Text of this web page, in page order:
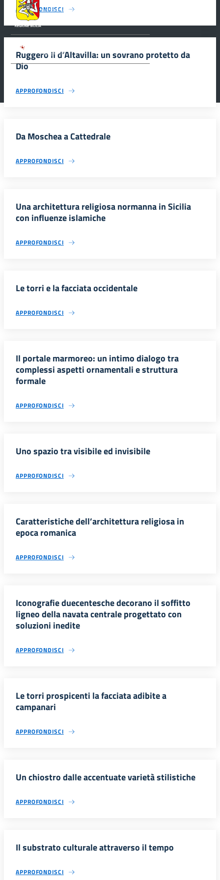
APPROFONDISCI
Ruggero II d’Altavilla: un sovrano protetto da
Dio
APPROFONDISCI
Da Moschea a Cattedrale
APPROFONDISCI
Una architettura religiosa normanna in Sicilia
con influenze islamiche
APPROFONDISCI
Le torri e la facciata occidentale
APPROFONDISCI
Il portale marmoreo: un intimo dialogo tra
complessi aspetti ornamentali e struttura
formale
APPROFONDISCI
Uno spazio tra visibile ed invisibile
APPROFONDISCI
Caratteristiche dell’architettura religiosa in
epoca romanica
APPROFONDISCI
Iconografie duecentesche decorano il soffitto
ligneo della navata centrale progettato con
soluzioni inedite
APPROFONDISCI
Le torri prospicenti la facciata adibite a
campanari
APPROFONDISCI
Un chiostro dalle accentuate varietà stilistiche
APPROFONDISCI
Il substrato culturale attraverso il tempo
APPROFONDISCI
dell’Identità Siciliana.
Agrigento.